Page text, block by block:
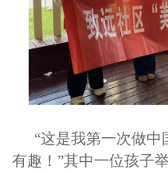
“这是我第一次做
有趣！”其中一位孩子